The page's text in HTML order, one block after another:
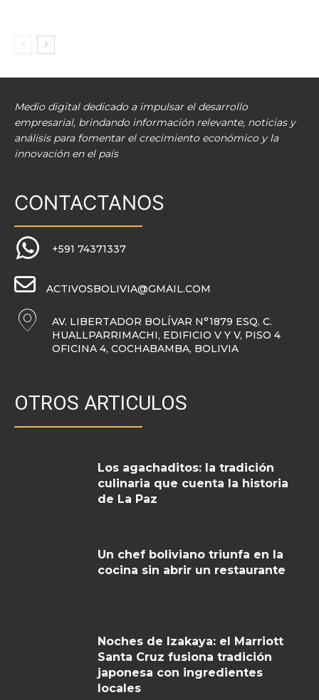
Medio digital dedicado a impulsar el desarrollo
empresarial, brindando información relevante, noticias y
análisis para fomentar el crecimiento económico y la
innovación en el país
CONTACTANOS
+591 74371337
ACTIVOSBOLIVIA@GMAIL.COM
AV. LIBERTADOR BOLÍVAR N°1879 ESQ. C.
HUALLPARRIMACHI, EDIFICIO V Y V, PISO 4
OFICINA 4, COCHABAMBA, BOLIVIA
OTROS ARTICULOS
Los agachaditos: la tradición
culinaria que cuenta la historia
de La Paz
Un chef boliviano triunfa en la
cocina sin abrir un restaurante
Noches de Izakaya: el Marriott
Santa Cruz fusiona tradición
japonesa con ingredientes
locales